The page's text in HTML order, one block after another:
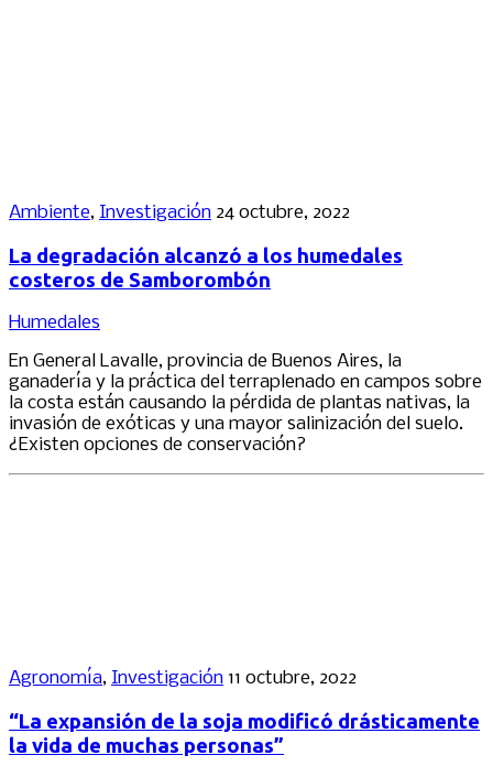
Ambiente, Investigación 24 octubre, 2022
La degradación alcanzó a los humedales
costeros de Samborombón
Humedales
En General Lavalle, provincia de Buenos Aires, la
ganadería y la práctica del terraplenado en campos sobre
la costa están causando la pérdida de plantas nativas, la
invasión de exóticas y una mayor salinización del suelo.
¿Existen opciones de conservación?
Agronomía, Investigación 11 octubre, 2022
“La expansión de la soja modificó drásticamente
la vida de muchas personas”